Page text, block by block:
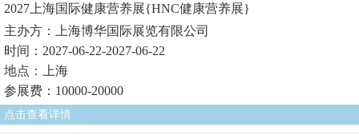
2027上海国际健康营养展{HNC健康营养展}
主办方：上海博华国际展览有限公司
时间：2027-06-22-2027-06-22
地点：上海
参展费：10000-20000
点击查看详情